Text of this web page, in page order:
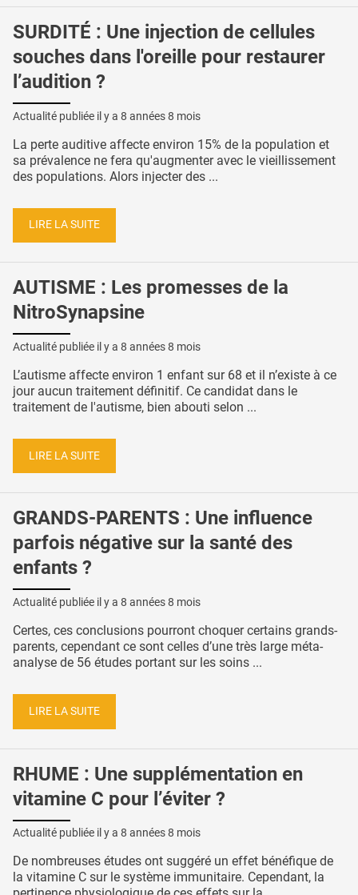
SURDITÉ : Une injection de cellules
souches dans l'oreille pour restaurer
l’audition ?
Actualité publiée il y a 8 années 8 mois
La perte auditive affecte environ 15% de la population et
sa prévalence ne fera qu'augmenter avec le vieillissement
des populations. Alors injecter des ...
LIRE LA SUITE
AUTISME : Les promesses de la
NitroSynapsine
Actualité publiée il y a 8 années 8 mois
L’autisme affecte environ 1 enfant sur 68 et il n’existe à ce
jour aucun traitement définitif. Ce candidat dans le
traitement de l'autisme, bien abouti selon ...
LIRE LA SUITE
GRANDS-PARENTS : Une influence
parfois négative sur la santé des
enfants ?
Actualité publiée il y a 8 années 8 mois
Certes, ces conclusions pourront choquer certains grands-
parents, cependant ce sont celles d’une très large méta-
analyse de 56 études portant sur les soins ...
LIRE LA SUITE
RHUME : Une supplémentation en
vitamine C pour l’éviter ?
Actualité publiée il y a 8 années 8 mois
De nombreuses études ont suggéré un effet bénéfique de
la vitamine C sur le système immunitaire. Cependant, la